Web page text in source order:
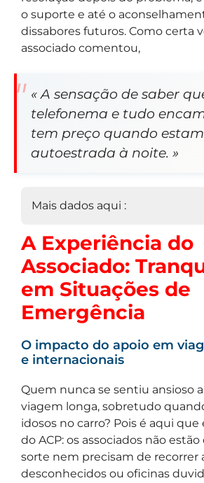
o suporte e até o
dissabores futuros. Como certa
associado comentou,
« A sensação de saber
telefonema e tudo
tem preço quando
autoestrada à noite. »
Mais dados aqui :
A Experiência do
Associado:
em Situações de
Emergência
O impacto do apoio em
e internacionais
Quem nunca se sentiu ansioso
viagem longa, sobretudo
idosos no carro? Pois é aqui
do ACP: os associados não
sorte nem precisam de recorrer
desconhecidos ou oficinas